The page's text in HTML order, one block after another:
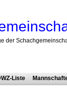
der
Liste